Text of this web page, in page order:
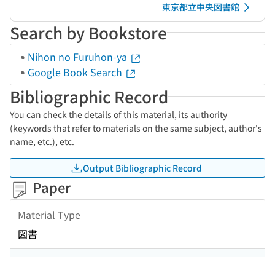
東京都立中央図書館
Search by Bookstore
Nihon no Furuhon-ya
Google Book Search
Bibliographic Record
You can check the details of this material, its authority
(keywords that refer to materials on the same subject, author's
name, etc.), etc.
Output Bibliographic Record
Paper
Material Type
図書